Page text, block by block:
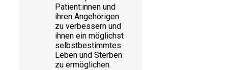
Patient:innen und
ihren Angehörigen
zu verbessern und
ihnen ein möglichst
selbstbestimmtes
Leben und Sterben
zu ermöglichen.